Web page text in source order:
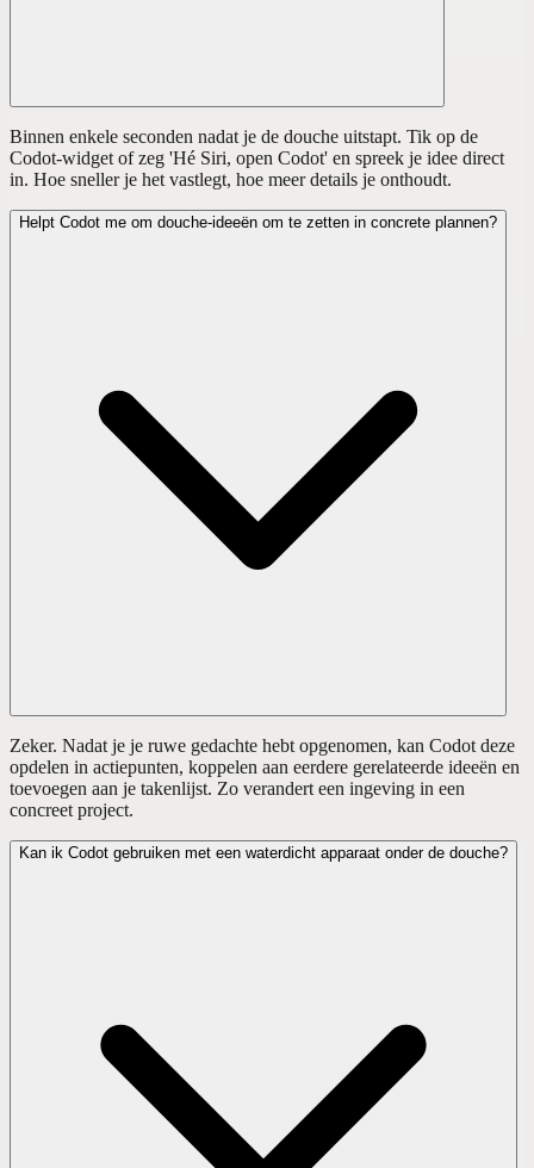
Binnen enkele seconden nadat je de douche uitstapt. Tik op de
Codot-widget of zeg 'Hé Siri, open Codot' en spreek je idee direct
in. Hoe sneller je het vastlegt, hoe meer details je onthoudt.
Helpt Codot me om douche-ideeën om te zetten in concrete plannen?
Zeker. Nadat je je ruwe gedachte hebt opgenomen, kan Codot deze
opdelen in actiepunten, koppelen aan eerdere gerelateerde ideeën en
toevoegen aan je takenlijst. Zo verandert een ingeving in een
concreet project.
Kan ik Codot gebruiken met een waterdicht apparaat onder de douche?